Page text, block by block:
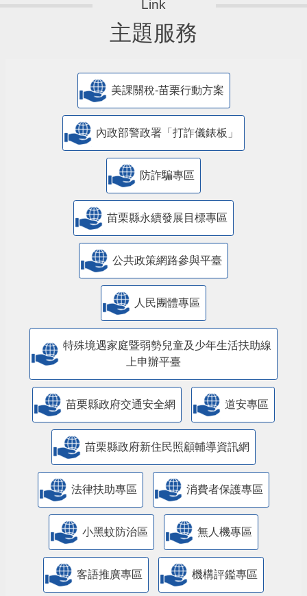
主題服務
美課關稅-苗栗行動方案
內政部警政署「打詐儀錶板」
防詐騙專區
苗栗縣永續發展目標專區
公共政策網路參與平臺
人民團體專區
特殊境遇家庭暨弱勢兒童及少年生活扶助線
上申辦平臺
苗栗縣政府交通安全網 道安專區
苗栗縣政府新住民照顧輔導資訊網
法律扶助專區 消費者保護專區
小黑蚊防治區 無人機專區
客語推廣專區 機構評鑑專區